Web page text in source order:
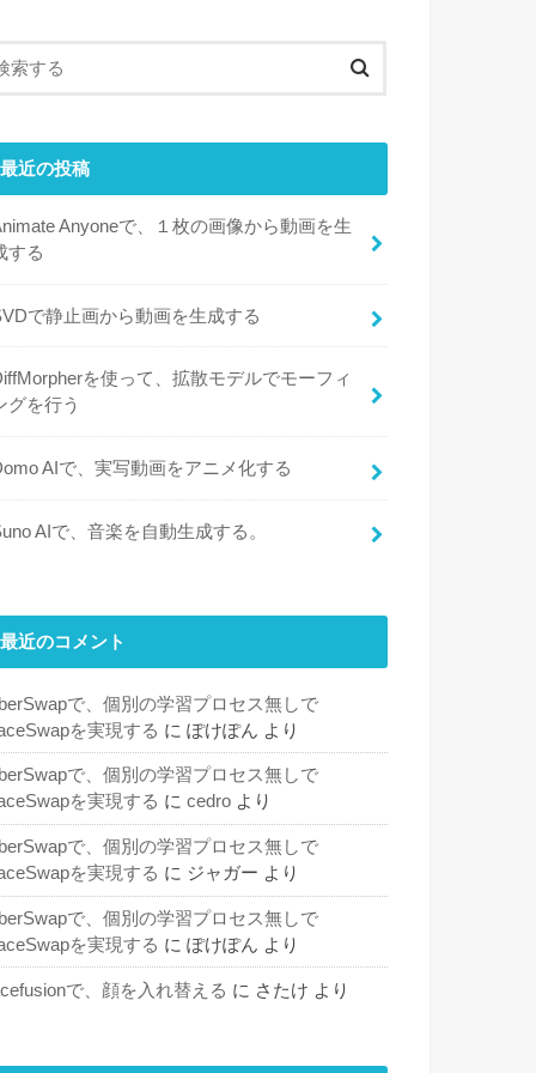
最近の投稿
Anyoneで、１枚の画像から動画を生
する
で静止画から動画を生成する
を使って、拡散モデルでモーフィ
グを行う
AIで、実写動画をアニメ化する
AIで、音楽を自動生成する。
最近のコメント
で、個別の学習プロセス無しで
を実現する に ぽけぽん より
で、個別の学習プロセス無しで
を実現する に cedro より
で、個別の学習プロセス無しで
を実現する に ジャガー より
で、個別の学習プロセス無しで
を実現する に ぽけぽん より
で、顔を入れ替える に さたけ より